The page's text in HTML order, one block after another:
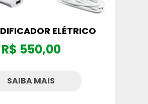
ELÉTRICO
R$ 550,00
SAIBA MAIS